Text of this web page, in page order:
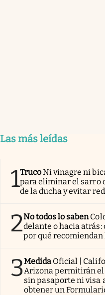
Las más leídas
1TrucoNi vinagre ni
para eliminar el sarro
de la ducha y evitar
2No todos lo saben
delante o hacia
por qué
3Medida Oficial |
Arizona permitirán
sin pasaporte ni visa
obtener un